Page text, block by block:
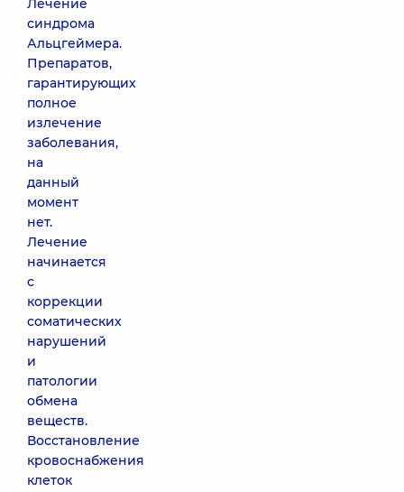
Лечение
синдрома
Альцгеймера.
Препаратов,
гарантирующих
полное
излечение
заболевания,
на
данный
момент
нет.
Лечение
начинается
с
коррекции
соматических
нарушений
и
патологии
обмена
веществ.
Восстановление
кровоснабжения
клеток